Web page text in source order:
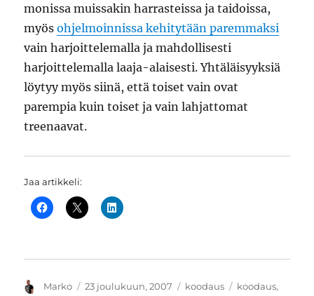
monissa muissakin harrasteissa ja taidoissa,
myösohjelmoinnissa kehitytään paremmaksi
vain harjoittelemalla ja mahdollisesti
harjoittelemalla laaja-alaisesti. Yhtäläisyyksiä
löytyy myös siinä, että toiset vain ovat
parempia kuin toiset ja vain lahjattomat
treenaavat.
Jaa artikkeli:
Kirjoittaja
Marko Julkaistu
23 joulukuun, 2007 Kategoriat
koodaus Avainsanat
koodaus,